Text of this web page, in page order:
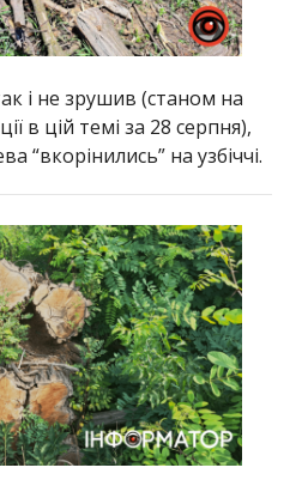
і не зрушив (станом на
в цій темі за 28 серпня),
“вкорінились” на узбіччі.